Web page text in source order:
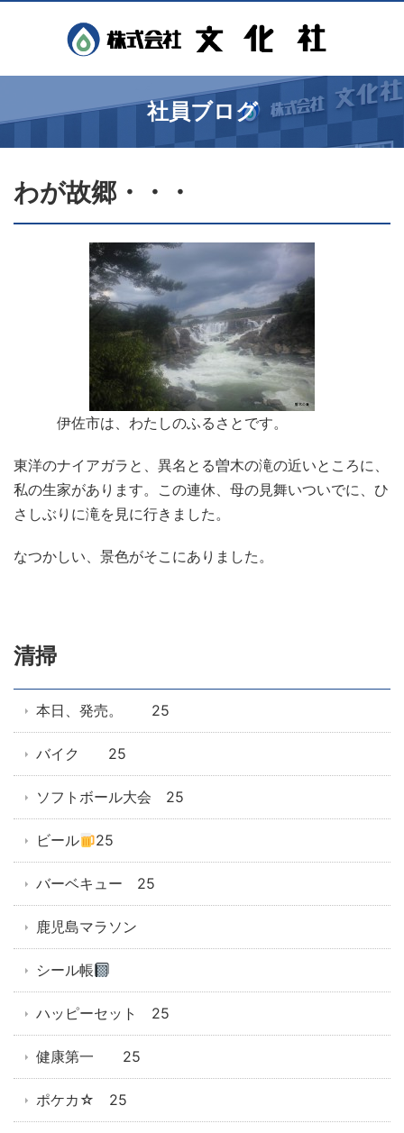
社員ブログ
わが故郷・・・
伊佐市は、わたしのふるさとです。
東洋のナイアガラと、異名とる曽木の滝の近いところに、
私の生家があります。この連休、母の見舞いついでに、ひ
さしぶりに滝を見に行きました。
なつかしい、景色がそこにありました。
清掃
本日、発売。 25
バイク 25
ソフトボール大会 25
ビール 25
バーベキュー 25
鹿児島マラソン
シール帳
ハッピーセット 25
健康第一 25
ポケカ☆ 25